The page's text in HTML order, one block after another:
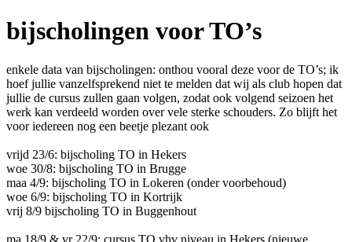
bijscholingen voor TO’s
enkele data van bijscholingen: onthou vooral deze voor de TO’s; ik
hoef jullie vanzelfsprekend niet te melden dat wij als club hopen dat
jullie de cursus zullen gaan volgen, zodat ook volgend seizoen het
werk kan verdeeld worden over vele sterke schouders. Zo blijft het
voor iedereen nog een beetje plezant ook
vrijd 23/6: bijscholing TO in Hekers
woe 30/8: bijscholing TO in Brugge
maa 4/9: bijscholing TO in Lokeren (onder voorbehoud)
woe 6/9: bijscholing TO in Kortrijk
vrij 8/9 bijscholing TO in Buggenhout
ma 18/9 & vr 22/9: cursus TO vhv niveau in Hekers (nieuwe